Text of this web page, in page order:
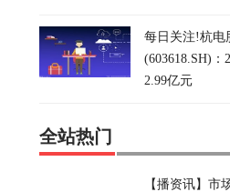
每日关注!杭电
(603618.SH)：
2.99亿元
全站热门
【播资讯】市